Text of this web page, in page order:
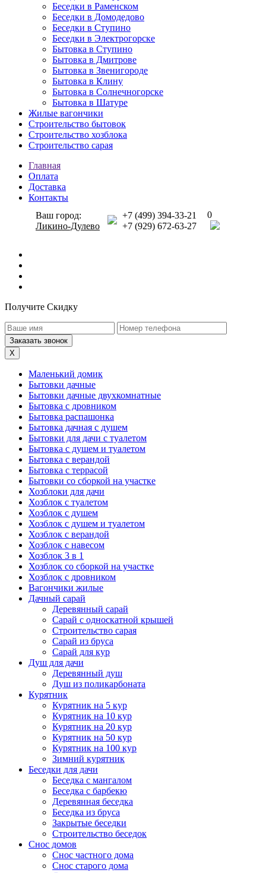
Беседки в Раменском
Беседки в Домодедово
Беседки в Ступино
Беседки в Электрогорске
Бытовка в Ступино
Бытовка в Дмитрове
Бытовка в Звенигороде
Бытовка в Клину
Бытовка в Солнечногорске
Бытовка в Шатуре
Жилые вагончики
Строительство бытовок
Строительство хозблока
Строительство сарая
Главная
Оплата
Доставка
Контакты
Ваш город:
Ликино-Дулево
+7 (499) 394-33-21
+7 (929) 672-63-27
0
Получите Скидку
X
Маленький домик
Бытовки дачные
Бытовки дачные двухкомнатные
Бытовка с дровником
Бытовка распашонка
Бытовка дачная с душем
Бытовки для дачи с туалетом
Бытовка с душем и туалетом
Бытовка с верандой
Бытовка с террасой
Бытовки со сборкой на участке
Хозблоки для дачи
Хозблок с туалетом
Хозблок с душем
Хозблок с душем и туалетом
Хозблок с верандой
Хозблок с навесом
Хозблок 3 в 1
Хозблок со сборкой на участке
Хозблок с дровником
Вагончики жилые
Дачный сарай
Деревянный сарай
Cарай с односкатной крышей
Строительство сарая
Сарай из бруса
Сарай для кур
Душ для дачи
Деревянный душ
Душ из поликарбоната
Курятник
Курятник на 5 кур
Курятник на 10 кур
Курятник на 20 кур
Курятник на 50 кур
Курятник на 100 кур
Зимний курятник
Беседки для дачи
Беседка с мангалом
Беседка с барбекю
Деревянная беседка
Беседка из бруса
Закрытые беседки
Строительство беседок
Снос домов
Снос частного дома
Снос старого дома